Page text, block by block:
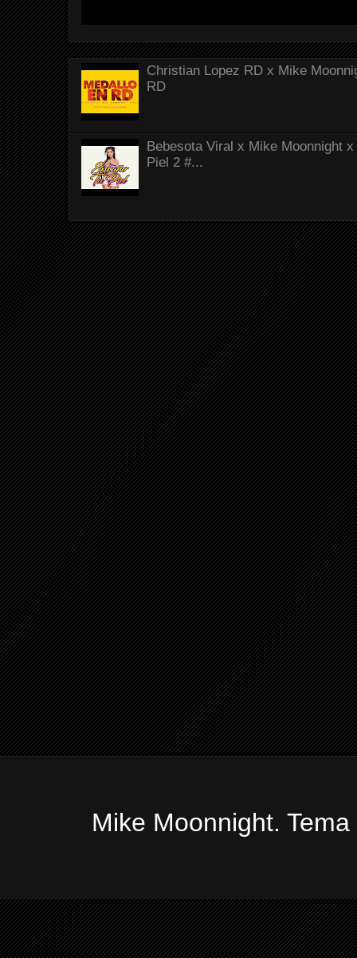
Christian Lopez RD x Mike
RD
Bebesota Viral x Mike Moonnight
Piel 2 #...
Mike Moonnight.